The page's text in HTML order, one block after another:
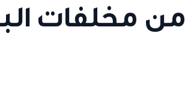
مخلفات